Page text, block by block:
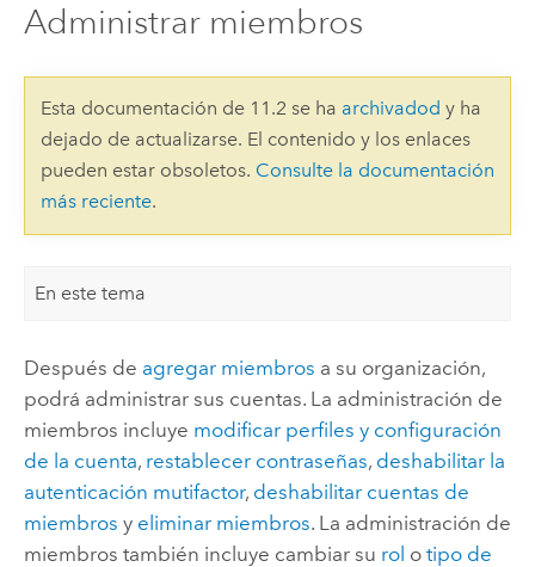
Administrar miembros
Esta documentación de 11.2 se ha archivadod y ha
dejado de actualizarse. El contenido y los enlaces
pueden estar obsoletos. Consulte la documentación
más reciente.
En este tema
Después de agregar miembros a su organización,
podrá administrar sus cuentas. La administración de
miembros incluye modificar perfiles y configuración
de la cuenta, restablecer contraseñas, deshabilitar la
autenticación mutifactor, deshabilitar cuentas de
miembros y eliminar miembros. La administración de
miembros también incluye cambiar su rol o tipo de